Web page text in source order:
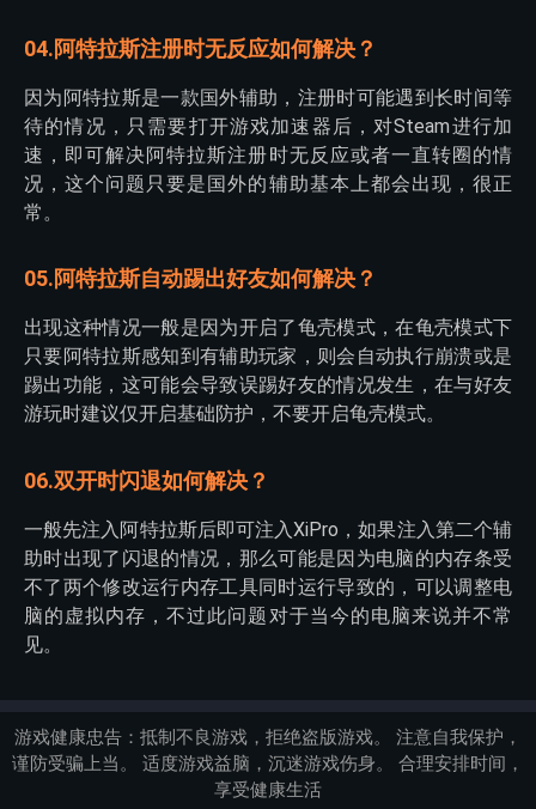
04.阿特拉斯注册时无反应如何解决？
因为阿特拉斯是一款国外辅助，注册时可能遇到长时间等
待的情况，只需要打开游戏加速器后，对Steam进行加
速，即可解决阿特拉斯注册时无反应或者一直转圈的情
况，这个问题只要是国外的辅助基本上都会出现，很正
常。
05.阿特拉斯自动踢出好友如何解决？
出现这种情况一般是因为开启了龟壳模式，在龟壳模式下
只要阿特拉斯感知到有辅助玩家，则会自动执行崩溃或是
踢出功能，这可能会导致误踢好友的情况发生，在与好友
游玩时建议仅开启基础防护，不要开启龟壳模式。
06.双开时闪退如何解决？
一般先注入阿特拉斯后即可注入XiPro，如果注入第二个辅
助时出现了闪退的情况，那么可能是因为电脑的内存条受
不了两个修改运行内存工具同时运行导致的，可以调整电
脑的虚拟内存，不过此问题对于当今的电脑来说并不常
见。
游戏健康忠告：抵制不良游戏，拒绝盗版游戏。 注意自我保护，
谨防受骗上当。 适度游戏益脑，沉迷游戏伤身。 合理安排时间，
享受健康生活